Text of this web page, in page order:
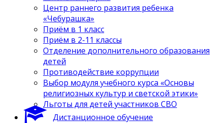
Центр раннего развития ребенка
«Чебурашка»
Приём в 1 класс
Приём в 2-11 классы
Отделение дополнительного образования
детей
Противодействие коррупции
Выбор модуля учебного курса «Основы
религиозных культур и светской этики»
Льготы для детей участников СВО
Дистанционное обучение